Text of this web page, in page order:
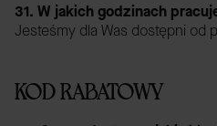
31. W jakich godzinach
Jesteśmy dla Was dostępni od
KOD RABATOWY